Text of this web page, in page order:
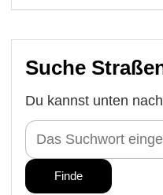
Suche
Du kannst unten